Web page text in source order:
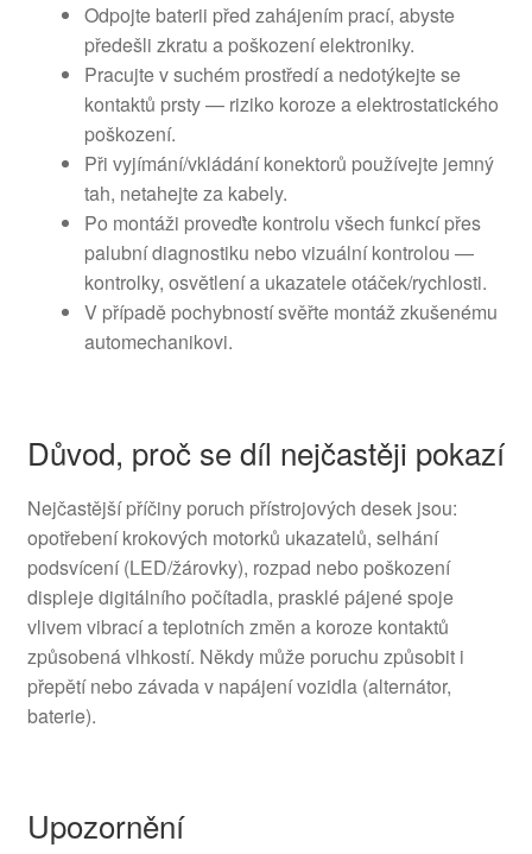
Odpojte baterii před zahájením prací, abyste
předešli zkratu a poškození elektroniky.
Pracujte v suchém prostředí a nedotýkejte se
kontaktů prsty — riziko koroze a elektrostatického
poškození.
Při vyjímání/vkládání konektorů používejte jemný
tah, netahejte za kabely.
Po montáži proveďte kontrolu všech funkcí přes
palubní diagnostiku nebo vizuální kontrolou —
kontrolky, osvětlení a ukazatele otáček/rychlosti.
V případě pochybností svěřte montáž zkušenému
automechanikovi.
Důvod, proč se díl nejčastěji pokazí
Nejčastější příčiny poruch přístrojových desek jsou:
opotřebení krokových motorků ukazatelů, selhání
podsvícení (LED/žárovky), rozpad nebo poškození
displeje digitálního počítadla, prasklé pájené spoje
vlivem vibrací a teplotních změn a koroze kontaktů
způsobená vlhkostí. Někdy může poruchu způsobit i
přepětí nebo závada v napájení vozidla (alternátor,
baterie).
Upozornění